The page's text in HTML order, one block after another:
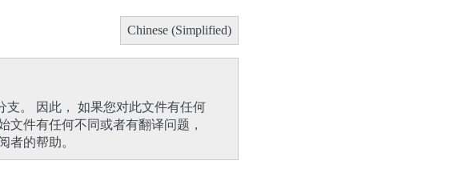
Chinese (Simplified)
支。 因此， 如果您对此文件有任何
文件有任何不同或者有翻译问题，
者的帮助。